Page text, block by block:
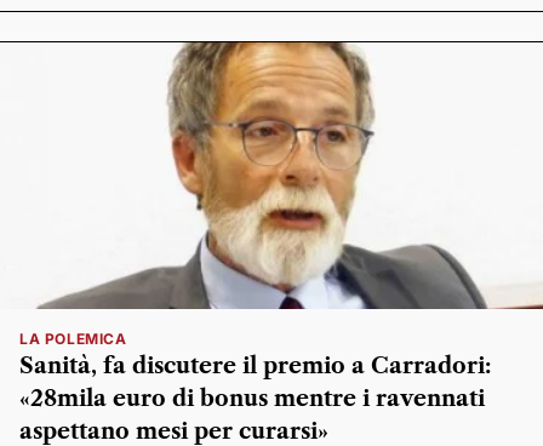
LA POLEMICA
Sanità, fa discutere il premio a Carradori:
«28mila euro di bonus mentre i ravennati
aspettano mesi per curarsi»